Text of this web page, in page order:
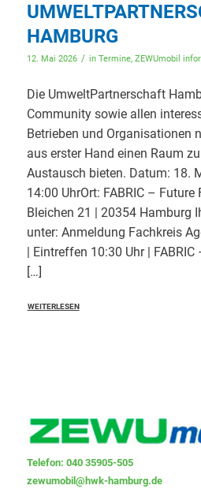
HAMBURG
12. Mai 2026 / in Termine, ZEWUmobil
Die UmweltPartnerschaft
Community sowie allen
Betrieben und Organisationen
aus erster Hand einen Raum
Austausch bieten. Datum: 18.
14:00 UhrOrt: FABRIC –
Bleichen 21 | 20354 Hamburg
unter: Anmeldung Fachkreis
| Eintreffen 10:30 Uhr |
[…]
WEITERLESEN
Telefon: 040 35905-505
zewumobil@hwk-hamburg.de